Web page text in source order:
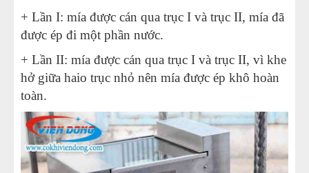
+ Lần I: mía được cán qua trục I và trục II, mía đã
được ép đi một phần nước.
+ Lần II: mía được cán qua trục I và trục II, vì khe
hở giữa haio trục nhỏ nên mía được ép khô hoàn
toàn.